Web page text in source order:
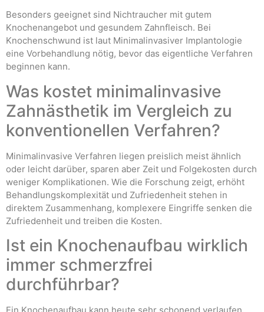
Besonders geeignet sind Nichtraucher mit gutem
Knochenangebot und gesundem Zahnfleisch. Bei
Knochenschwund ist laut Minimalinvasiver Implantologie
eine Vorbehandlung nötig, bevor das eigentliche Verfahren
beginnen kann.
Was kostet minimalinvasive
Zahnästhetik im Vergleich zu
konventionellen Verfahren?
Minimalinvasive Verfahren liegen preislich meist ähnlich
oder leicht darüber, sparen aber Zeit und Folgekosten durch
weniger Komplikationen. Wie die Forschung zeigt, erhöht
Behandlungskomplexität und Zufriedenheit stehen in
direktem Zusammenhang, komplexere Eingriffe senken die
Zufriedenheit und treiben die Kosten.
Ist ein Knochenaufbau wirklich
immer schmerzfrei
durchführbar?